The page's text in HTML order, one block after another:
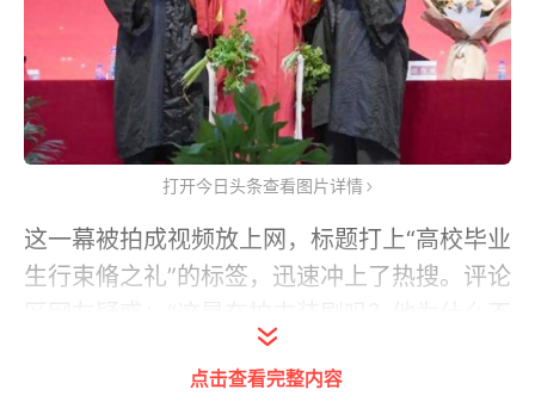
打开今日头条查看图片详情
这一幕被拍成视频放上网，标题打上“高校毕业
生行束脩之礼”的标签，迅速冲上了热搜。评论
点击查看完整内容